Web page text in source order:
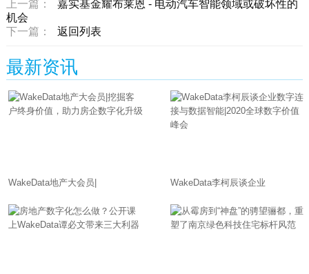
上一篇：
嘉实基金耀布莱恩 - 电动汽车智能领域或破坏性的
机会
下一篇：
返回列表
最新资讯
WakeData地产大会员| WakeData李柯辰谈企业